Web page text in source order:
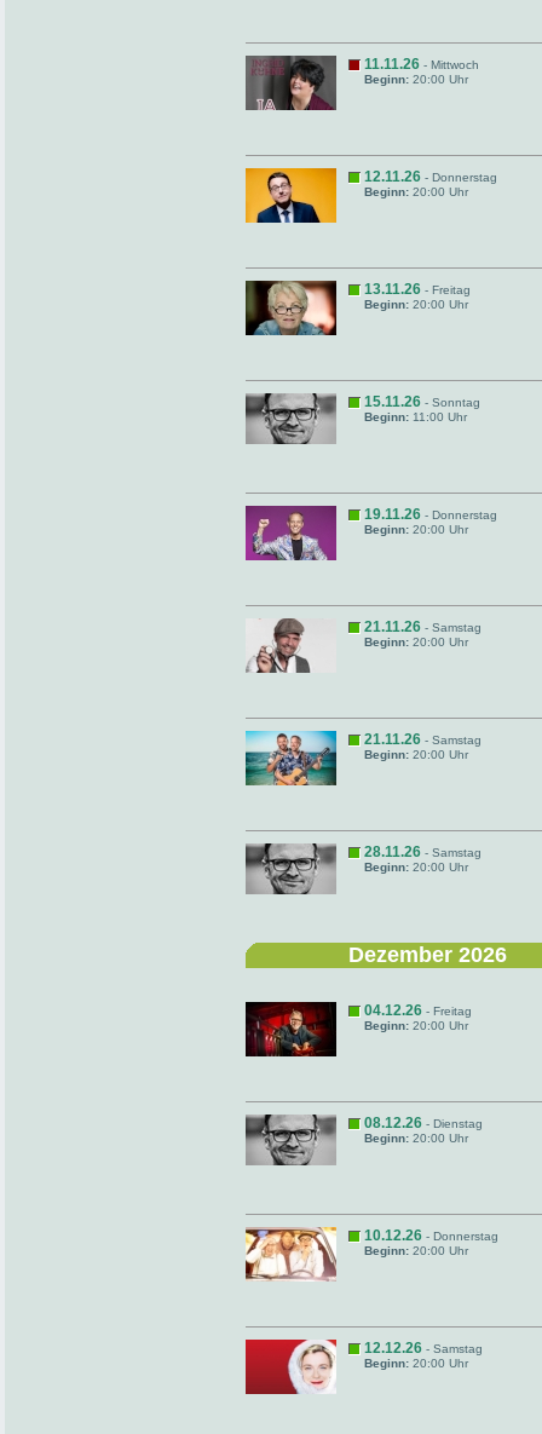
11.11.26 - Mittwoch
Beginn: 20:00 Uhr
12.11.26 - Donnerstag
Beginn: 20:00 Uhr
13.11.26 - Freitag
Beginn: 20:00 Uhr
15.11.26 - Sonntag
Beginn: 11:00 Uhr
19.11.26 - Donnerstag
Beginn: 20:00 Uhr
21.11.26 - Samstag
Beginn: 20:00 Uhr
21.11.26 - Samstag
Beginn: 20:00 Uhr
28.11.26 - Samstag
Beginn: 20:00 Uhr
Dezember 2026
04.12.26 - Freitag
Beginn: 20:00 Uhr
08.12.26 - Dienstag
Beginn: 20:00 Uhr
10.12.26 - Donnerstag
Beginn: 20:00 Uhr
12.12.26 - Samstag
Beginn: 20:00 Uhr